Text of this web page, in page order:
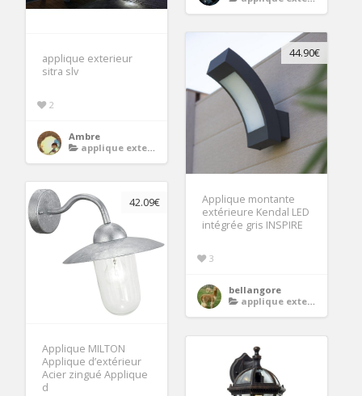
applique exterieur
sitra slv
2
Ambre
applique exterieur
44.90€
Applique montante
extérieure Kendal LED
intégrée gris INSPIRE
3
bellangore
applique exterieur
42.09€
Applique MILTON
Applique d’extérieur
Acier zingué Applique
d